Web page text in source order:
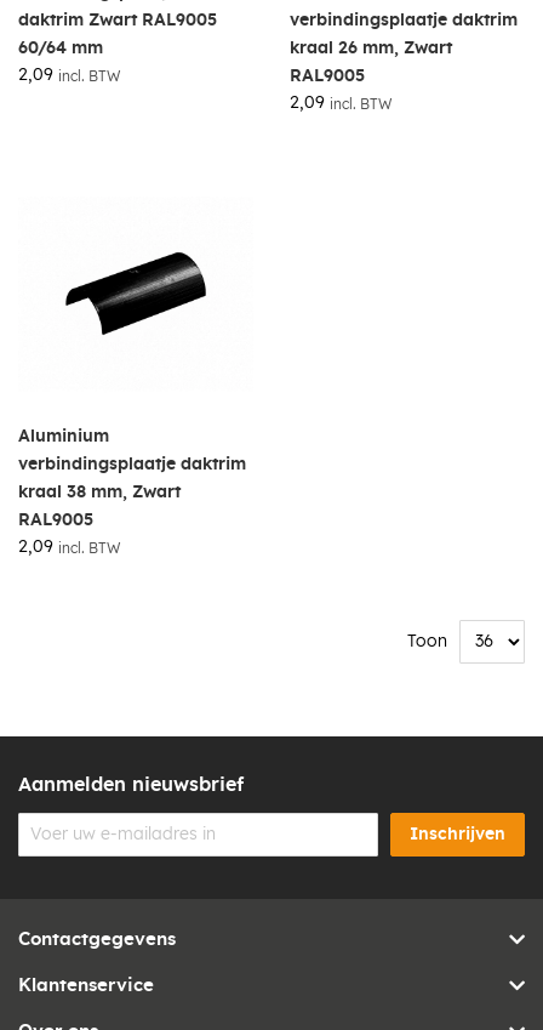
daktrim Zwart RAL9005
60/64 mm
2,09 incl. BTW
verbindingsplaatje daktrim
kraal 26 mm, Zwart
RAL9005
2,09 incl. BTW
Aluminium
verbindingsplaatje daktrim
kraal 38 mm, Zwart
RAL9005
2,09 incl. BTW
Toon
Aanmelden nieuwsbrief
Inschrijven
Contactgegevens
Klantenservice